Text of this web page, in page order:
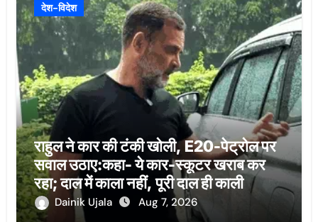
देश-विदेश
राहुल ने कार की टंकी खोली, E20-पेट्रोल पर
सवाल उठाए:कहा- ये कार-स्कूटर खराब कर
रहा; दाल में काला नहीं, पूरी दाल ही काली
Dainik Ujala Aug 7, 2026